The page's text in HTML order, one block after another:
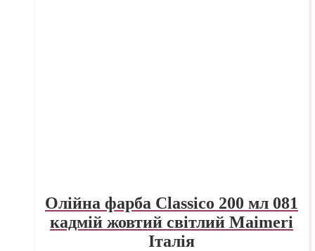
Олійна фарба Classico 200 мл 081
кадмій жовтий світлий Maimeri
Італія